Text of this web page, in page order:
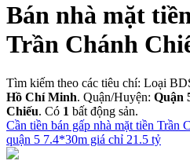
Bán nhà mặt
Trần Chánh
Tìm kiếm theo các tiêu chí: Loại
Hồ Chí Minh. Quận/Huyện: Quận
Chiếu. Có 1 bất động sản.
Cần tiền bán gấp nhà mặt tiền Trần
quận 5 7.4*30m giá chỉ 21.5 tỷ